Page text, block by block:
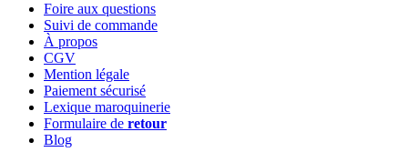
Foire aux questions
Suivi de commande
À propos
CGV
Mention légale
Paiement sécurisé
Lexique maroquinerie
Formulaire de retour
Blog